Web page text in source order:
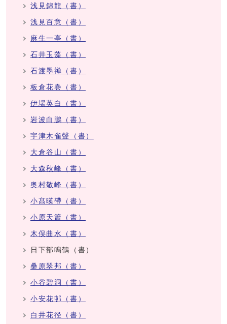
浅見錦龍（書）
浅見百意（書）
麻生一亭（書）
石井玉藻（書）
石渡墨禅（書）
板倉花巻（書）
伊場英白（書）
岩波白鵬（書）
宇津木雀聲（書）
大倉谷山（書）
大森秋峰（書）
奥村敬峰（書）
小髙暎帶（書）
小原天簫（書）
木俣曲水（書）
日下部鳴鶴（書）
桑原翠邦（書）
小谷碧洞（書）
小安花邨（書）
白井花径（書）